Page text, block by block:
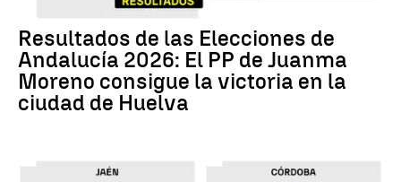
Resultados de las Elecciones de
Andalucía 2026: El PP de Juanma
Moreno consigue la victoria en la
ciudad de Huelva